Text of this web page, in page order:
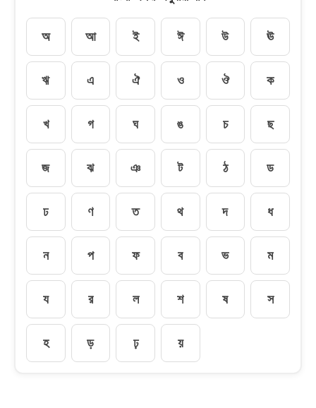
অ আ ই ঈ উ ঊ
ঋ এ ঐ ও ঔ ক
খ গ ঘ ঙ চ ছ
জ ঝ ঞ ট ঠ ড
ঢ ণ ত থ দ ধ
ন প ফ ব ভ ম
য র ল শ ষ স
হ ড় ঢ় য়